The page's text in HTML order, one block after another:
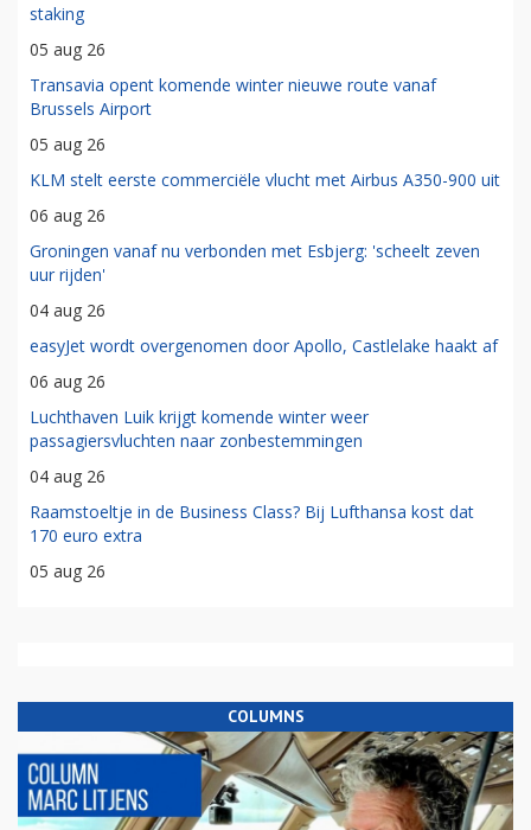
staking
05 aug 26
Transavia opent komende winter nieuwe route vanaf
Brussels Airport
05 aug 26
KLM stelt eerste commerciële vlucht met Airbus A350-900 uit
06 aug 26
Groningen vanaf nu verbonden met Esbjerg: 'scheelt zeven
uur rijden'
04 aug 26
easyJet wordt overgenomen door Apollo, Castlelake haakt af
06 aug 26
Luchthaven Luik krijgt komende winter weer
passagiersvluchten naar zonbestemmingen
04 aug 26
Raamstoeltje in de Business Class? Bij Lufthansa kost dat
170 euro extra
05 aug 26
COLUMNS